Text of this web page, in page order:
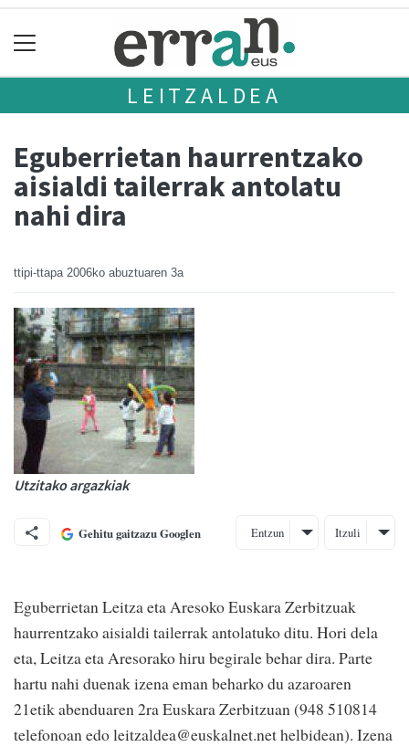
LEITZALDEA
Eguberrietan haurrentzako
aisialdi tailerrak antolatu
nahi dira
ttipi-ttapa 2006ko abuztuaren 3a
Utzitako argazkiak
Gehitu gaitzazu Googlen Entzun Itzuli
Eguberrietan Leitza eta Aresoko Euskara Zerbitzuak
haurrentzako aisialdi tailerrak antolatuko ditu. Hori dela
eta, Leitza eta Aresorako hiru begirale behar dira. Parte
hartu nahi duenak izena eman beharko du azaroaren
21etik abenduaren 2ra Euskara Zerbitzuan (948 510814
telefonoan edo leitzaldea@euskalnet.net helbidean). Izena